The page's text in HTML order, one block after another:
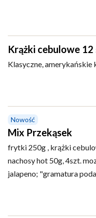
Krążki cebulowe 12
Klasyczne, amerykańskie
Nowość
Mix Przekąsek
frytki 250g , krążki
nachosy hot 50g, 4szt.
jalapeno; "gramatura